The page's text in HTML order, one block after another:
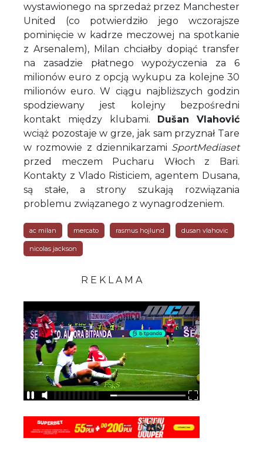
wystawionego na sprzedaż przez Manchester
United (co potwierdziło jego wczorajsze
pominięcie w kadrze meczowej na spotkanie
z Arsenalem), Milan chciałby dopiąć transfer
na zasadzie płatnego wypożyczenia za 6
milionów euro z opcją wykupu za kolejne 30
milionów euro. W ciągu najbliższych godzin
spodziewany jest kolejny bezpośredni
kontakt między klubami. Dušan Vlahović
wciąż pozostaje w grze, jak sam przyznał Tare
w rozmowie z dziennikarzami SportMediaset
przed meczem Pucharu Włoch z Bari.
Kontakty z Vlado Risticiem, agentem Dusana,
są stałe, a strony szukają rozwiązania
problemu związanego z wynagrodzeniem.
ac milan mercato rasmus hojlund dusan vlahovic
nicolas jackson
R E K L A M A